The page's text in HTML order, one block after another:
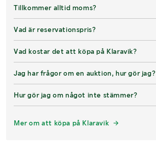
Tillkommer alltid moms?
Vad är reservationspris?
Vad kostar det att köpa på Klaravik?
Jag har frågor om en auktion, hur gör jag?
Hur gör jag om något inte stämmer?
Mer om att köpa på Klaravik